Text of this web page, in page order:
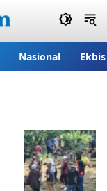
Nasional Ekbis